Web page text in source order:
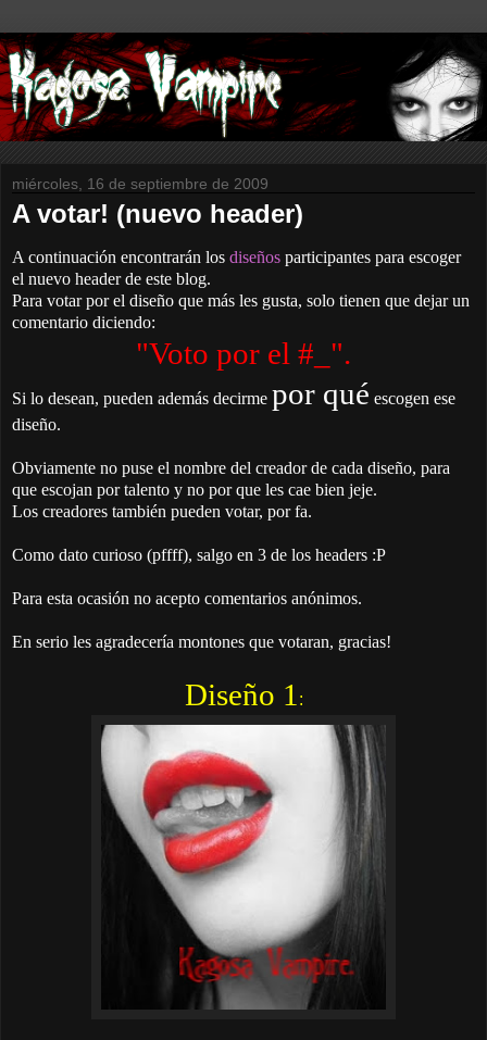
miércoles, 16 de septiembre de 2009
A votar! (nuevo header)
A continuación encontrarán los diseños participantes para escoger
el nuevo header de este blog.
Para votar por el diseño que más les gusta, solo tienen que dejar un
comentario diciendo:
"Voto por el #_".
Si lo desean, pueden además decirme por qué escogen ese
diseño.
Obviamente no puse el nombre del creador de cada diseño, para
que escojan por talento y no por que les cae bien jeje.
Los creadores también pueden votar, por fa.
Como dato curioso (pffff), salgo en 3 de los headers :P
Para esta ocasión no acepto comentarios anónimos.
En serio les agradecería montones que votaran, gracias!
Diseño 1 :